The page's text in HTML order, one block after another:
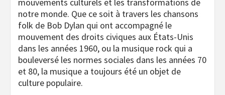
notre monde. Que ce soit à travers les chansons
folk de Bob Dylan qui ont accompagné le
mouvement des droits civiques aux États-Unis
dans les années 1960, ou la musique rock qui a
bouleversé les normes sociales dans les années 70
et 80, la musique a toujours été un objet de
culture populaire.